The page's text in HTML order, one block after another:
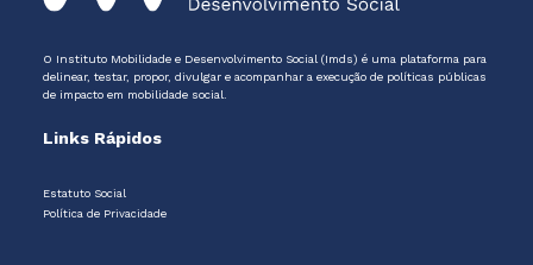
O Instituto Mobilidade e Desenvolvimento Social (Imds) é uma plataforma para
delinear, testar, propor, divulgar e acompanhar a execução de políticas públicas
de impacto em mobilidade social.
Links Rápidos
Estatuto Social
Política de Privacidade